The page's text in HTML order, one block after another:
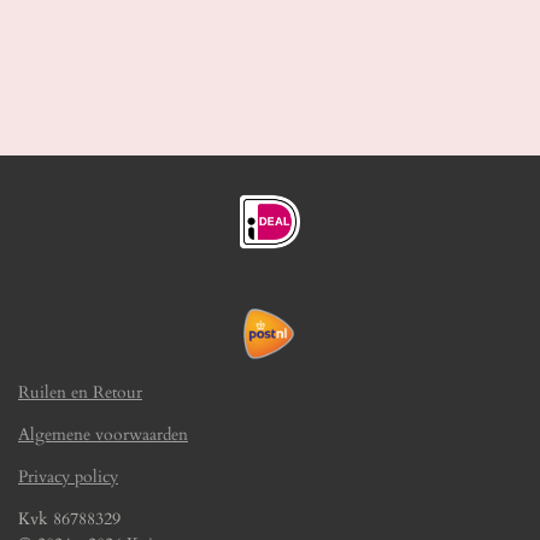
Ruilen en Retour
Algemene voorwaarden
Privacy policy
Kvk 86788329